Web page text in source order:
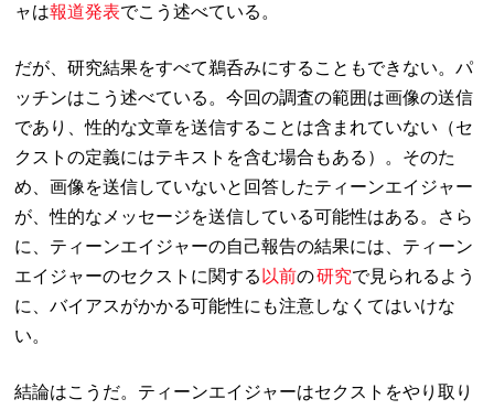
ャは報道発表でこう述べている。
だが、研究結果をすべて鵜呑みにすることもできない。パ
ッチンはこう述べている。今回の調査の範囲は画像の送信
であり、性的な文章を送信することは含まれていない（セ
クストの定義にはテキストを含む場合もある）。そのた
め、画像を送信していないと回答したティーンエイジャー
が、性的なメッセージを送信している可能性はある。さら
に、ティーンエイジャーの自己報告の結果には、ティーン
エイジャーのセクストに関する以前の研究で見られるよう
に、バイアスがかかる可能性にも注意しなくてはいけな
い。
結論はこうだ。ティーンエイジャーはセクストをやり取り